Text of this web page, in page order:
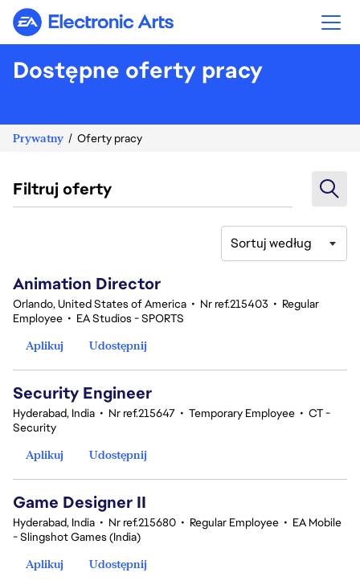
Electronic Arts
Dostępne oferty pracy
Prywatny Oferty pracy
Filtruj oferty
Sortuj według
Animation Director
Orlando, United States of America • Nr ref.215403 • Regular
Employee • EA Studios - SPORTS
Aplikuj
Udostępnij
Security Engineer
Hyderabad, India • Nr ref.215647 • Temporary Employee • CT -
Security
Aplikuj
Udostępnij
Game Designer II
Hyderabad, India • Nr ref.215680 • Regular Employee • EA Mobile
- Slingshot Games (India)
Aplikuj
Udostępnij